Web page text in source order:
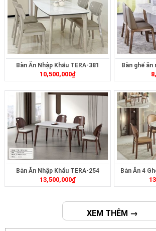
Bàn Ăn Nhập Khẩu TERA-381
10,500,000₫
Bàn ghế
Bàn Ăn Nhập Khẩu TERA-254
13,500,000₫
Bàn Ăn 4
XEM THÊM →